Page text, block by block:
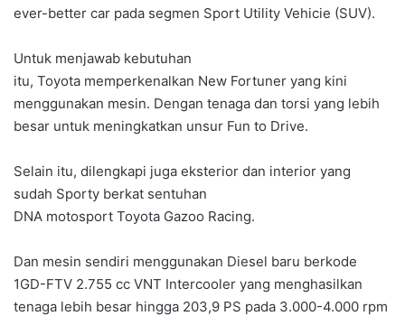
ever-better car pada segmen Sport Utility Vehicie (SUV).
Untuk menjawab kebutuhan
itu, Toyota memperkenalkan New Fortuner yang kini
menggunakan mesin. Dengan tenaga dan torsi yang lebih
besar untuk meningkatkan unsur Fun to Drive.
Selain itu, dilengkapi juga eksterior dan interior yang
sudah Sporty berkat sentuhan
DNA motosport Toyota Gazoo Racing.
Dan mesin sendiri menggunakan Diesel baru berkode
1GD-FTV 2.755 cc VNT Intercooler yang menghasilkan
tenaga lebih besar hingga 203,9 PS pada 3.000-4.000 rpm